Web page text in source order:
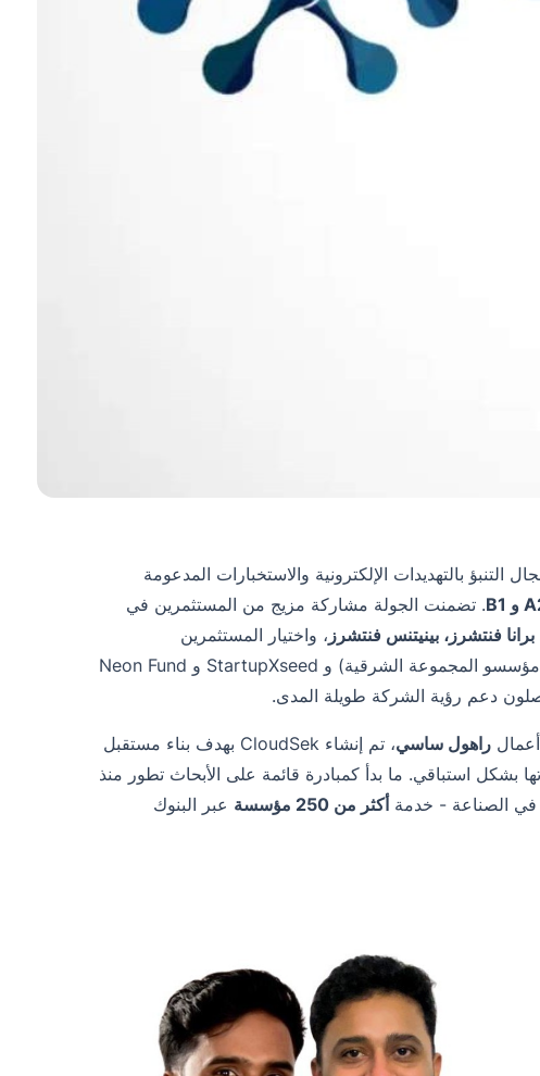
التنبؤ بالتهديدات الإلكترونية والاستخبارات المدعومة
. تضمنت الجولة مشاركة مزيج من المستثمرين في
فنتشرز، بينيتنس فنتشرز ، واختيار المستثمرين
(مؤسسو المجموعة الشرقية) و StartupXseed و Neon Fund
راهول ساسي
، تم إنشاء CloudSek بهدف بناء مستقبل
بشكل استباقي. ما بدأ كمبادرة قائمة على الأبحاث تطور منذ
في الصناعة - خدمة أكثر من 250 مؤسسة
عبر البنوك